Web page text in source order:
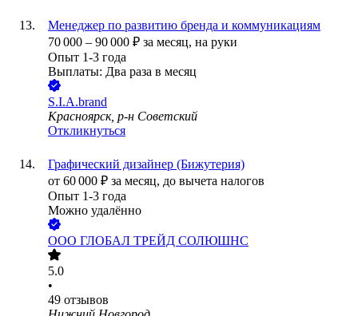
Менеджер по развитию бренда и коммуникациям
70 000 – 90 000 ₽ за месяц, на руки
Опыт 1-3 года
Выплаты: Два раза в месяц
S.I.A.brand
Красноярск, р-н Советский
Откликнуться
Графический дизайнер (Бижутерия)
от 60 000 ₽ за месяц, до вычета налогов
Опыт 1-3 года
Можно удалённо
ООО ГЛОБАЛ ТРЕЙД СОЛЮШНС
5.0
•
49 отзывов